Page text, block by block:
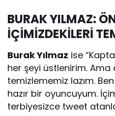
BURAK YILMAZ:
İÇİMİZDEKİLERİ
Burak Yılmaz ise
her şeyi üstlenirim.
temizlememiz lazım.
hazır bir oyuncuyum.
terbiyesizce tweet